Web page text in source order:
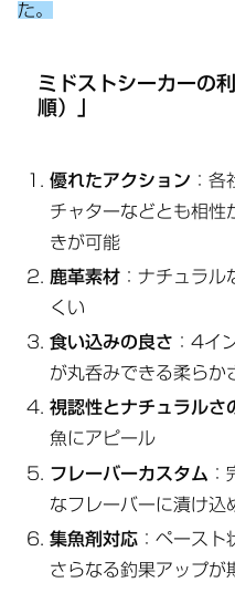
た。
ミドストシーカーの
順）」
優れたアクション ：
チャターなどとも相性
きが可能
鹿革素材 ：ナチュラ
くい
食い込みの良さ ：4イ
が丸呑みできる柔らか
視認性とナチュラルさ
魚にアピール
フレーバーカスタム
なフレーバーに漬け込
集魚剤対応 ：ペースト
さらなる釣果アップが